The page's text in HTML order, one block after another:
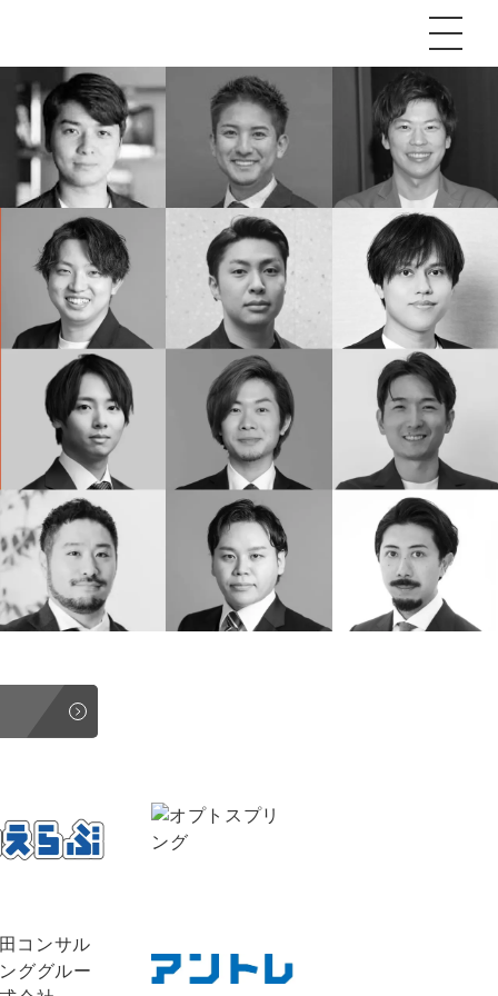
サルタント一覧
ガイドライン
コンペ
ーム窓口
制Webマーケティング代行『マキトルくん』
制営業代行『カリトルくん』
制採用代行・RPO『トルトルくん』
改善特化の動画制作『動画でカリトルくん』
LINE運用代行『LINEマキトルくん』
でAI導入支援『あいのりAI』
付1日密着動画制作『まるごと社長』
料で記事を制作『SEOトライアル』
制LP制作・改善『最強LP』
YouTubeチャンネル構築『トリトル』
TOP
ジニア
運用
ディレクター
の最低品質基準